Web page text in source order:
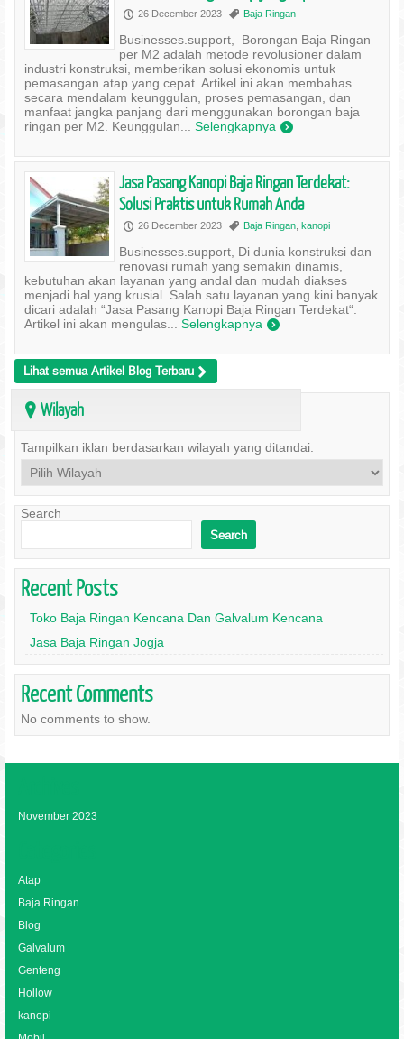
P 26 December 2023 , Baja Ringan
Businesses.support, Borongan Baja Ringan
per M2 adalah metode revolusioner dalam
industri konstruksi, memberikan solusi ekonomis untuk
pemasangan atap yang cepat. Artikel ini akan membahas
secara mendalam keunggulan, proses pemasangan, dan
manfaat jangka panjang dari menggunakan borongan baja
ringan per M2. Keunggulan... Selengkapnya )
Jasa Pasang Kanopi Baja Ringan Terdekat:
Solusi Praktis untuk Rumah Anda
P 26 December 2023 , Baja Ringan, kanopi
Businesses.support, Di dunia konstruksi dan
renovasi rumah yang semakin dinamis,
kebutuhan akan layanan yang andal dan mudah diakses
menjadi hal yang krusial. Salah satu layanan yang kini banyak
dicari adalah “Jasa Pasang Kanopi Baja Ringan Terdekat“.
Artikel ini akan mengulas... Selengkapnya )
Lihat semua Artikel Blog Terbaru >
? Wilayah
Tampilkan iklan berdasarkan wilayah yang ditandai.
Search
Search
Recent Posts
Toko Baja Ringan Kencana Dan Galvalum Kencana
Jasa Baja Ringan Jogja
Recent Comments
No comments to show.
November 2023
Atap
Baja Ringan
Blog
Galvalum
Genteng
Hollow
kanopi